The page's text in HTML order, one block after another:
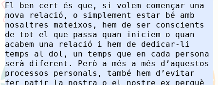
El ben cert és que, si volem començar una
nova relació, o simplement estar bé amb
nosaltres mateixos, hem de ser conscients
de tot el que passa quan iniciem o quan
acabem una relació i hem de dedicar-li
temps al dol, un temps que en cada persona
serà diferent. Però a més a més d’aquestos
processos personals, també hem d’evitar
fer patir la nostra o el nostre ex perquè